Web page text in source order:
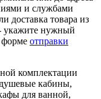
и службами
доставка товара из
укажите нужный
форме отправки
комплектации
кабины,
для ванной,